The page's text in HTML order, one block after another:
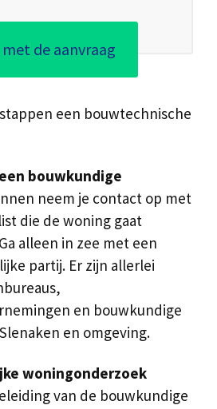
met de aanvraag
een bouwtechnische
bouwkundige
neem je contact op met
die de woning gaat
alleen in zee met een
partij. Er zijn allerlei
en bouwkundige
en omgeving.
woningonderzoek
van de bouwkundige